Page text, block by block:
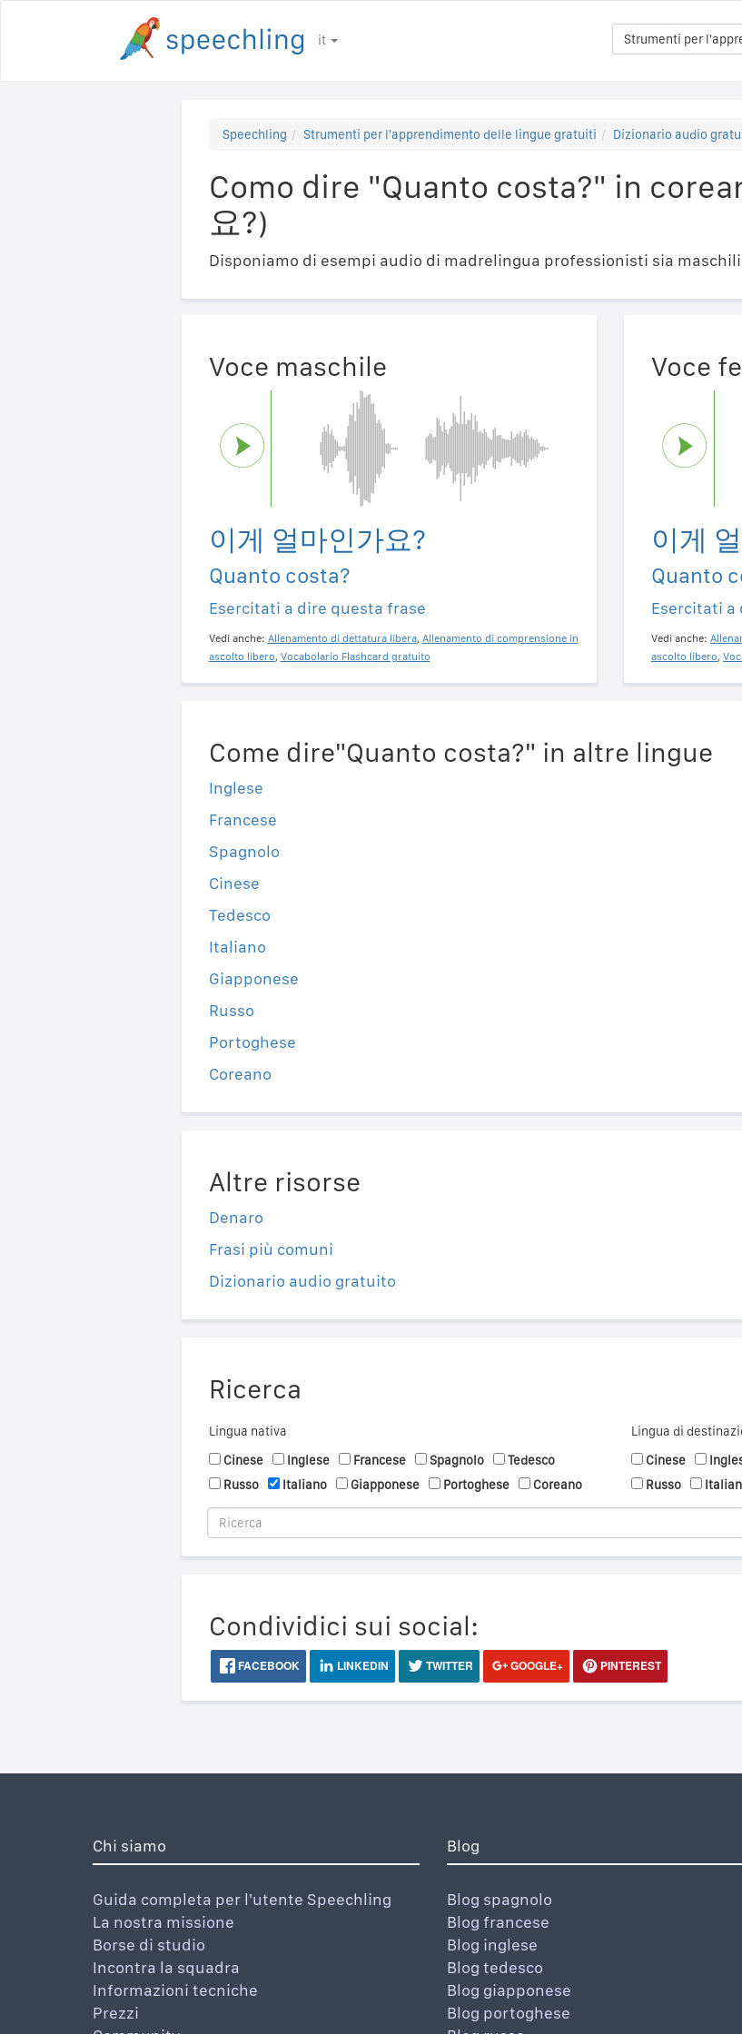
it Strumenti per
Speechling Strumenti per l'apprendimento delle lingue gratuiti Dizionario audio
Como dire "Quanto costa?" in
요?)
Disponiamo di esempi audio di madrelingua professionisti sia
Voce maschile
이게 얼마인가요?
Quanto costa?
Esercitati a dire questa frase
Vedi anche: Allenamento di dettatura libera, Allenamento di comprensione in
ascolto libero, Vocabolario Flashcard gratuito
Voce
이게
Quanto
Esercitati a
Vedi anche:
ascolto libero,
Come dire"Quanto costa?" in altre lingue
Inglese
Francese
Spagnolo
Cinese
Tedesco
Italiano
Giapponese
Russo
Portoghese
Coreano
Altre risorse
Denaro
Frasi più comuni
Dizionario audio gratuito
Ricerca
Lingua nativa
Cinese
Inglese Francese Spagnolo
Tedesco
Russo
Italiano Giapponese Portoghese Coreano
Lingua di
Cinese
Russo
Condividici sui social:
FACEBOOK LINKEDIN TWITTER GOOGLE+ PINTEREST
Chi siamo
Guida completa per l'utente Speechling
La nostra missione
Borse di studio
Incontra la squadra
Informazioni tecniche
Prezzi
Blog
Blog spagnolo
Blog francese
Blog inglese
Blog tedesco
Blog giapponese
Blog portoghese